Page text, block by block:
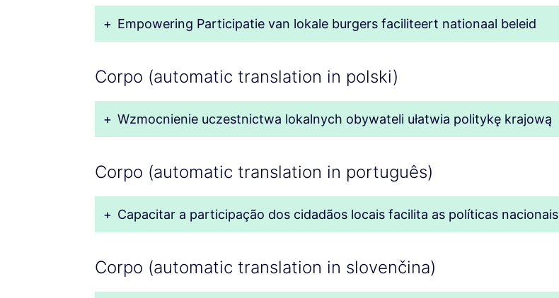
+ Empowering Participatie van lokale burgers faciliteert nationaal beleid
Corpo (automatic translation in polski)
+ Wzmocnienie uczestnictwa lokalnych obywateli ułatwia politykę krajową
Corpo (automatic translation in português)
+ Capacitar a participação dos cidadãos locais facilita as políticas nacionais
Corpo (automatic translation in slovenčina)